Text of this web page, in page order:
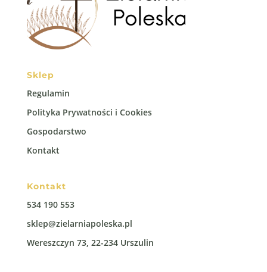
Sklep
Regulamin
Polityka Prywatności i Cookies
Gospodarstwo
Kontakt
Kontakt
534 190 553
sklep@zielarniapoleska.pl
Wereszczyn 73, 22-234 Urszulin